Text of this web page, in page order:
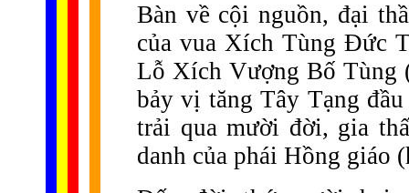
Bàn về cội nguồn, đại
của vua Xích Tùng Đức
Lỗ Xích Vượng Bố Tùng
bảy vị tăng Tây Tạng
trải qua mười đời, gia
danh của phái Hồng giáo